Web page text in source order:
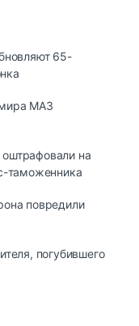
65-
МАЗ
на
таможенника
повредили
погубившего